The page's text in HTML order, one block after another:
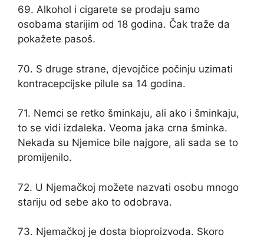
69. Alkohol i cigarete se prodaju samo
osobama starijim od 18 godina. Čak traže da
pokažete pasoš.
70. S druge strane, djevojčice počinju uzimati
kontracepcijske pilule sa 14 godina.
71. Nemci se retko šminkaju, ali ako i šminkaju,
to se vidi izdaleka. Veoma jaka crna šminka.
Nekada su Njemice bile najgore, ali sada se to
promijenilo.
72. U Njemačkoj možete nazvati osobu mnogo
stariju od sebe ako to odobrava.
73. Njemačkoj je dosta bioproizvoda. Skoro